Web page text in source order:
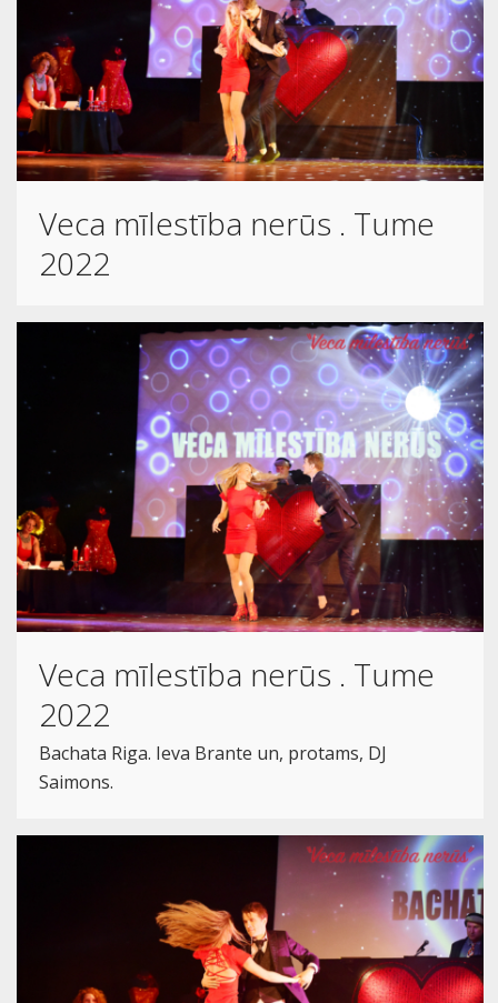
Veca mīlestība nerūs . Tume
2022
Veca mīlestība nerūs . Tume
2022
Bachata Riga. Ieva Brante un, protams, DJ
Saimons.